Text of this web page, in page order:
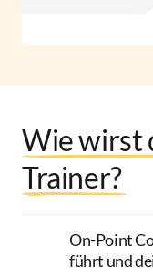
Wie wirst
Trainer?
On-Point
führt und